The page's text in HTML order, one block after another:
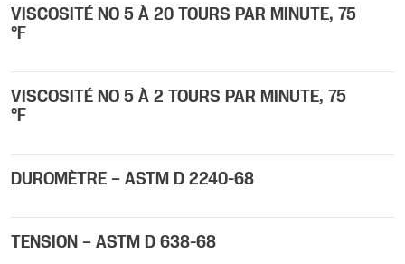
VISCOSITÉ NO 5 À 20 TOURS PAR MINUTE, 75
°F
VISCOSITÉ NO 5 À 2 TOURS PAR MINUTE, 75
°F
DUROMÈTRE – ASTM D 2240-68
TENSION – ASTM D 638-68